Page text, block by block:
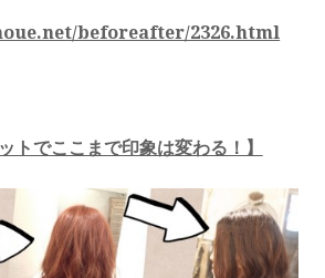
beforeafter/2326.html
トでここまで印象は変わる！】